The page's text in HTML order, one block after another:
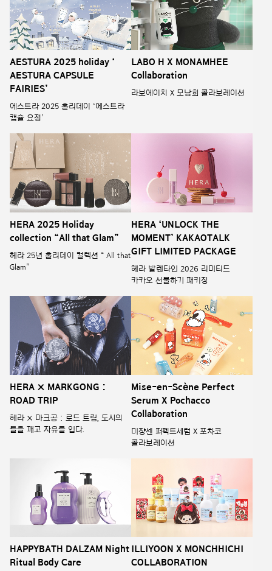
AESTURA 2025 holiday ‘
AESTURA CAPSULE
FAIRIES’
에스트라 2025 홀리데이 ‘에스트라
캡슐 요정’
LABO H X MONAMHEE
Collaboration
라보에이치 X 모남희 콜라보레이션
HERA 2025 Holiday
collection “All that Glam”
헤라 25년 홀리데이 컬렉션 “ All that
Glam”
HERA ‘UNLOCK THE
MOMENT’ KAKAOTALK
GIFT LIMITED PACKAGE
헤라 발렌타인 2026 리미티드
카카오 선물하기 패키징
HERA × MARKGONG :
ROAD TRIP
헤라 × 마크공 : 로드 트립, 도시의
틀을 깨고 자유를 입다.
Mise-en-Scène Perfect
Serum X Pochacco
Collaboration
미쟝센 퍼펙트세럼 X 포차코
콜라보레이션
HAPPYBATH DALZAM Night
Ritual Body Care
ILLIYOON X MONCHHICHI
COLLABORATION